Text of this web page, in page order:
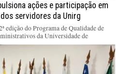
ações e participação em
servidores da Unirg
edição do Programa de Qualidade de
da Universidade de